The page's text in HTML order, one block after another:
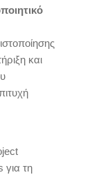
και
για τη